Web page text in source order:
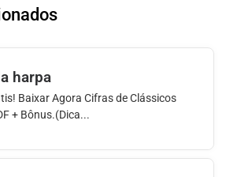
harpa
Baixar Agora Cifras de Clássicos
+ Bônus.(Dica...